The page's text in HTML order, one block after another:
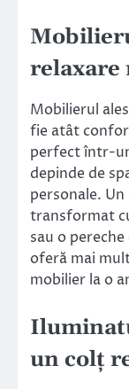
relaxare
Mobilierul
fie atât
perfect într-
depinde de
personale.
transformat
sau o
oferă mai
mobilier la o
un colț